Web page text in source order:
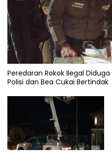
Peredaran Rokok Ilegal
Polisi dan Bea Cukai Bertindak